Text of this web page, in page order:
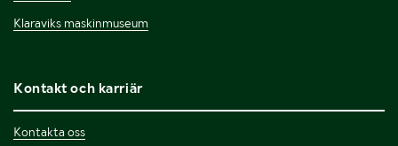
Klaraviks maskinmuseum
Kontakt och karriär
Kontakta oss